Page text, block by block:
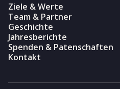
Ziele & Werte
Team & Partner
Geschichte
Jahresberichte
Spenden & Patenschaften
Kontakt